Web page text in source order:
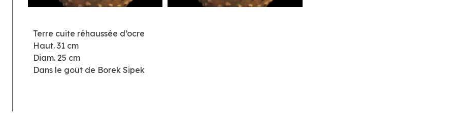
Terre cuite réhaussée d’ocre
Haut. 31 cm
Diam. 25 cm
Dans le goût de Borek Sipek